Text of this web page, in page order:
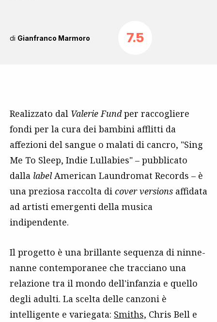
di Gianfranco Marmoro 7.5
Realizzato dal Valerie Fundper raccogliere
fondi per la cura dei bambini afflitti da
affezioni del sangue o malati di cancro, "Sing
Me To Sleep, Indie Lullabies" – pubblicato
dalla labelAmerican Laundromat Records – è
una preziosa raccolta di cover versions affidata
ad artisti emergenti della musica
indipendente.
Il progetto è una brillante sequenza di ninne-
nanne contemporanee che tracciano una
relazione tra il mondo dell'infanzia e quello
degli adulti. La scelta delle canzoni è
intelligente e variegata: Smiths, Chris Bell e